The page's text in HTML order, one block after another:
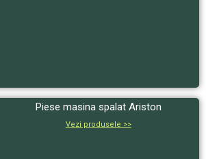
Piese masina spalat Ariston
Vezi produsele >>